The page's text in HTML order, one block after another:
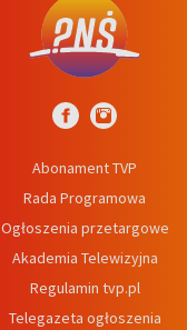
Abonament TVP
Rada Programowa
Ogłoszenia przetargowe
Akademia Telewizyjna
Regulamin tvp.pl
Telegazeta ogłoszenia